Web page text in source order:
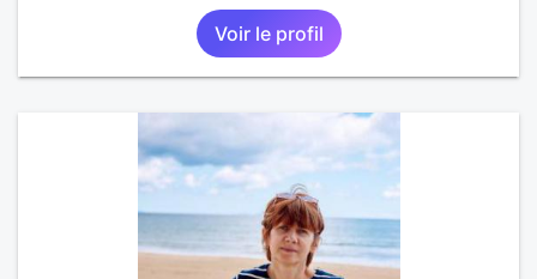
Voir le profil